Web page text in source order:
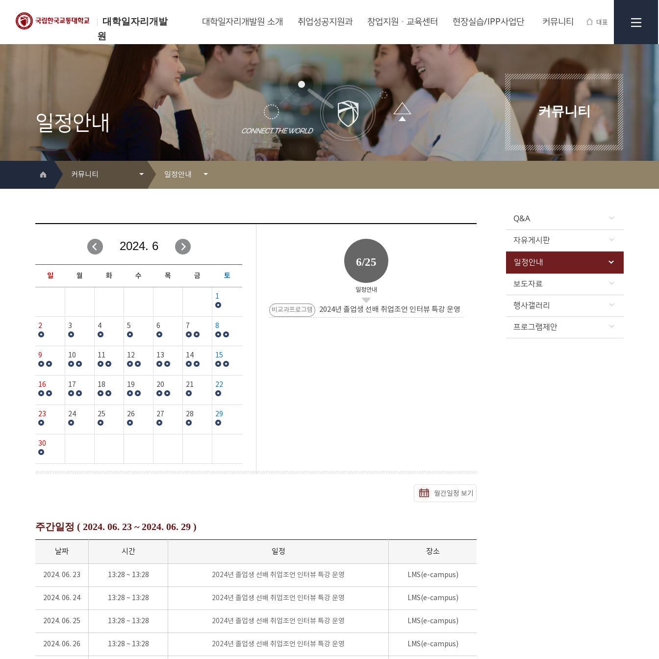
대학일자리개발
원
대표
한국교통대학교
대학일자리개발원
대학일자리개발원 소개 취업성공지원과 창업지원·교육센터 현장실습/IPP사업단 커뮤니티
일정안내
커뮤니티
커뮤니티
취업성공지원과
창업지원·교육센터
현장실습/IPP사업단
커뮤니티
일정안내
자유게시판
일정안내
보도자료
행사갤러리
Q&A
자유게시판
일정안내
보도자료
행사갤러리
프로그램제안
2024. 6
일 월 화 수 목 금 토
1
2 3 4 5 6 7 8
9 10 11 12 13 14 15
16 17 18 19 20 21 22
23 24 25 26 27 28 29
30
6/25
일정안내
비교과프로그램 2024년 졸업생 선배 취업조언 인터뷰 특강 운영
월간일정 보기
주간일정 ( 2024. 06. 23 ~ 2024. 06. 29 )
날짜 시간 일정 장소
2024. 06. 23 13:28 ~ 13:28 2024년 졸업생 선배 취업조언 인터뷰 특강 운영 LMS(e-campus)
2024. 06. 24 13:28 ~ 13:28 2024년 졸업생 선배 취업조언 인터뷰 특강 운영 LMS(e-campus)
2024. 06. 25 13:28 ~ 13:28 2024년 졸업생 선배 취업조언 인터뷰 특강 운영 LMS(e-campus)
2024. 06. 26 13:28 ~ 13:28 2024년 졸업생 선배 취업조언 인터뷰 특강 운영 LMS(e-campus)